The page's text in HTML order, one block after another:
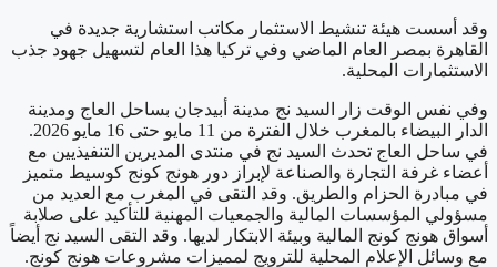
وقد أسست هيئة تنشيط الاستثمار مكاتب استشارية جديدة في
القاهرة بمصر العام الماضي وفي تركيا هذا العام لتسهيل جهود جذب
الاستثمارات المحلية.
وفي نفس الوقت زار السيد نج مدينة أبيدجان بساحل العاج ومدينة
الدار البيضاء بالمغرب خلال الفترة من 11 مايو حتى 16 مايو 2026.
في ساحل العاج تحدث السيد نج في منتدى المديرين التنفيذيين مع
أعضاء غرفة التجارة والصناعة لإبراز دور هونج كونج كوسيط متميز
في مبادرة الحزام والطريق. وقد التقى في المغرب مع العديد من
مسؤولي المؤسسات المالية والجمعيات المهنية للتأكيد على صلابة
أسواق هونج كونج المالية وبيئة الابتكار لديها. وقد التقى السيد نج أيضاً
مع وسائل الإعلام المحلية للترويج لمميزات مشروعات هونج كونج.